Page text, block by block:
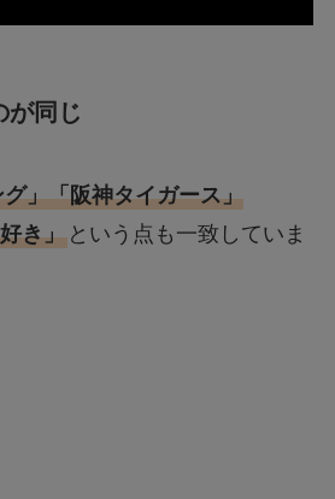
が同じ
」「阪神タイガース」
き」という点も一致していま